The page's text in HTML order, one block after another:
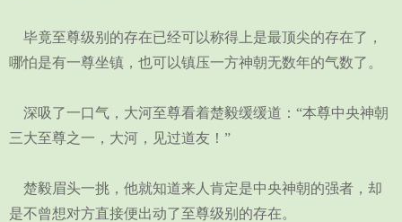
毕竟至尊级别的存在已经可以称得上是最顶尖的存在了，
哪怕是有一尊坐镇，也可以镇压一方神朝无数年的气数了。
深吸了一口气，大河至尊看着楚毅缓缓道：“本尊中央神朝
三大至尊之一，大河，见过道友！”
楚毅眉头一挑，他就知道来人肯定是中央神朝的强者，却
是不曾想对方直接便出动了至尊级别的存在。